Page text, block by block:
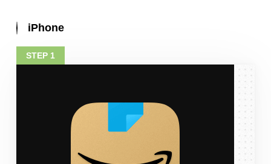
iPhone